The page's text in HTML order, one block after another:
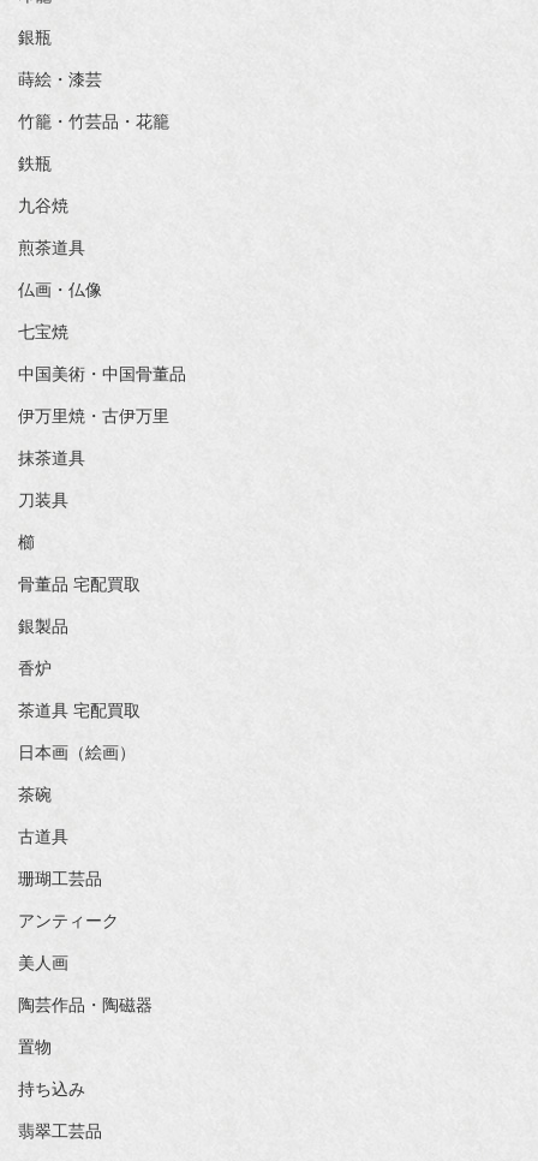
銀瓶
蒔絵・漆芸
竹籠・竹芸品・花籠
鉄瓶
九谷焼
煎茶道具
仏画・仏像
七宝焼
中国美術・中国骨董品
伊万里焼・古伊万里
抹茶道具
刀装具
櫛
骨董品 宅配買取
銀製品
香炉
茶道具 宅配買取
日本画（絵画）
茶碗
古道具
珊瑚工芸品
アンティーク
美人画
陶芸作品・陶磁器
置物
持ち込み
翡翠工芸品